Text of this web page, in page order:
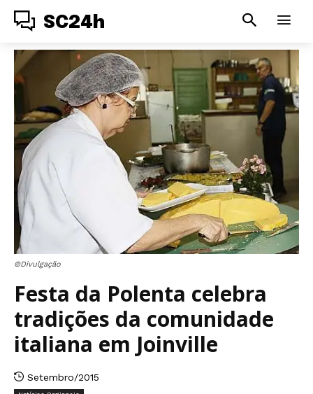
SC24h
©Divulgação
Festa da Polenta celebra
tradições da comunidade
italiana em Joinville
Setembro/2015